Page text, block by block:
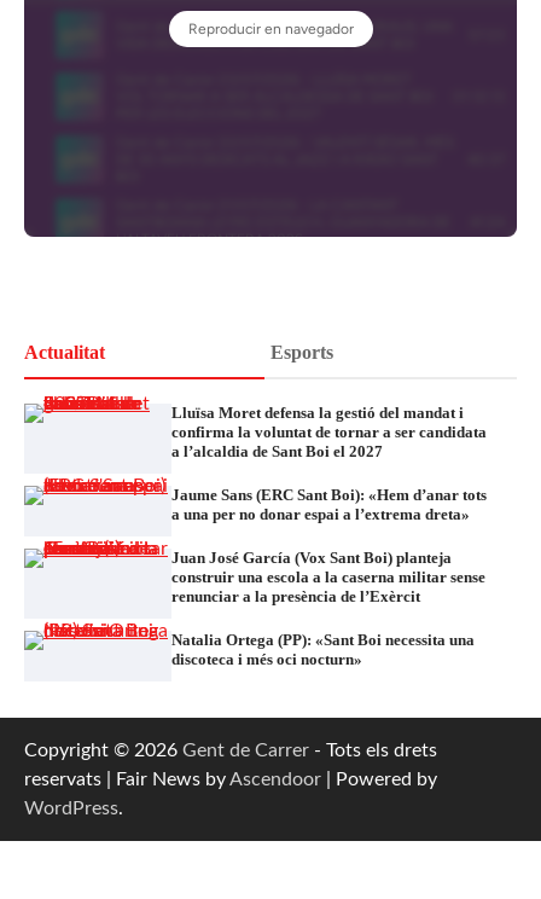
Actualitat Esports
Lluïsa Moret defensa la gestió del mandat i
confirma la voluntat de tornar a ser candidata
a l’alcaldia de Sant Boi el 2027
Jaume Sans (ERC Sant Boi): «Hem d’anar tots
a una per no donar espai a l’extrema dreta»
Juan José García (Vox Sant Boi) planteja
construir una escola a la caserna militar sense
renunciar a la presència de l’Exèrcit
Natalia Ortega (PP): «Sant Boi necessita una
discoteca i més oci nocturn»
Copyright © 2026 Gent de Carrer - Tots els drets
reservats | Fair News byAscendoor | Powered by
WordPress.